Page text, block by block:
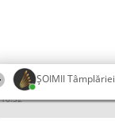
ȘOIMII Tâmplăriei
16:32